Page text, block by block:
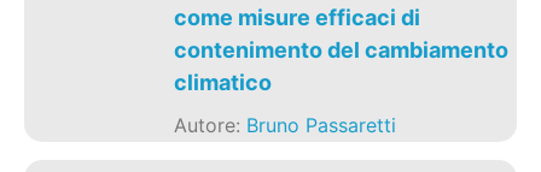
come misure efficaci di
contenimento del cambiamento
climatico
Autore: Bruno Passaretti